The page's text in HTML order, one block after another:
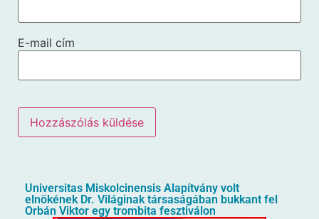
E-mail cím
Universitas Miskolcinensis Alapítvány volt
elnökének Dr. Világinak társaságában bukkant fel
Orbán Viktor egy trombita fesztiválon